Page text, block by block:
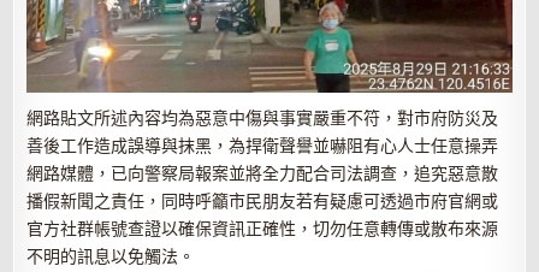
網路貼文所述內容均為惡意中傷與事實嚴重不符，對市府防災及
善後工作造成誤導與抹黑，為捍衛聲譽並嚇阻有心人士任意操弄
網路媒體，已向警察局報案並將全力配合司法調查，追究惡意散
播假新聞之責任，同時呼籲市民朋友若有疑慮可透過市府官網或
官方社群帳號查證以確保資訊正確性，切勿任意轉傳或散布來源
不明的訊息以免觸法。